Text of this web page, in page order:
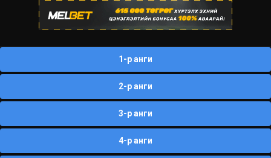
1-р анги
2-р анги
3-р анги
4-р анги